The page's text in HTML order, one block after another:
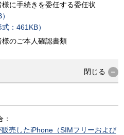
に手続きを委任する委任状
：461KB）
のご本人確認書類
閉じる
売したiPhone（SIMフリーおよび